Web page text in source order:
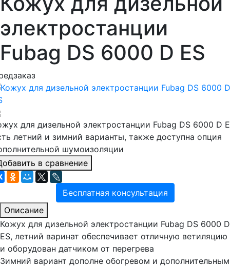
электростанции
Fubag DS 6000 D ES
для дизельной электростанции Fubag DS 6000 D
летний и зимний варианты, также доступна опция
шумоизоляции
в сравнение
Бесплатная консультация
Описание
Кожух для дизельной электростанции Fubag DS 6000 D
ES, летний варинат обеспечивает отличную ветиляцию
и оборудован датчиком от перегрева
Зимний вариант дополне обогревом и дополнительным